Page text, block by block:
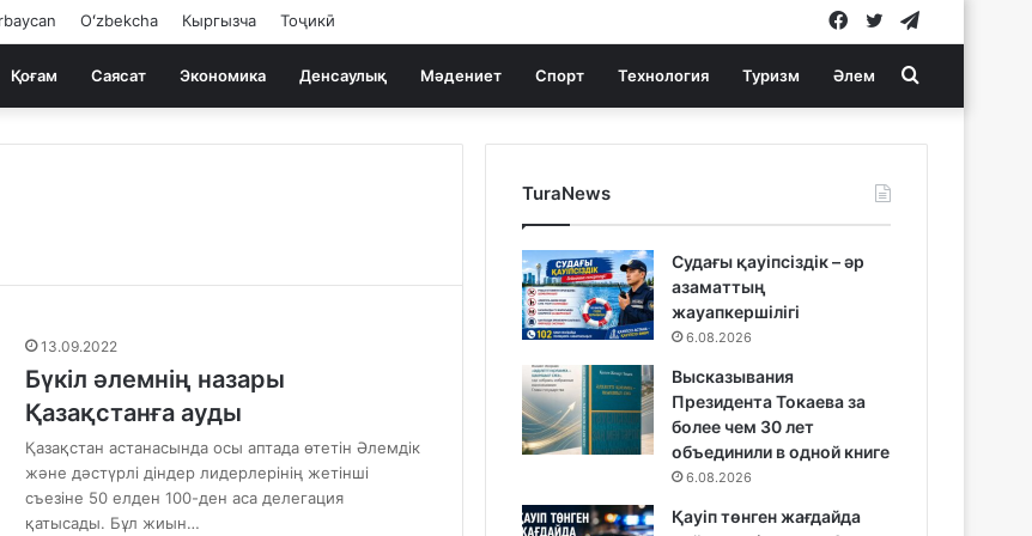
Oʻzbekcha Кыргызча Тоҷикӣ Twitter
Facebook
Қоғам Саясат Экономика Денсаулық Мәдениет Спорт Технология Туризм Әлем Search
for
13.09.2022
Бүкіл әлемнің назары
Қазақстанға ауды
Қазақстан астанасында осы аптада өтетін Әлемдік
және дәстүрлі діндер лидерлерінің жетінші
съезіне 50 елден 100-ден аса делегация
қатысады. Бұл жиын…
TuraNews
Судағы қауіпсіздік – әр
азаматтың
жауапкершілігі
6.08.2026
Высказывания
Президента Токаева за
более чем 30 лет
объединили в одной книге
6.08.2026
Қауіп төнген жағдайда